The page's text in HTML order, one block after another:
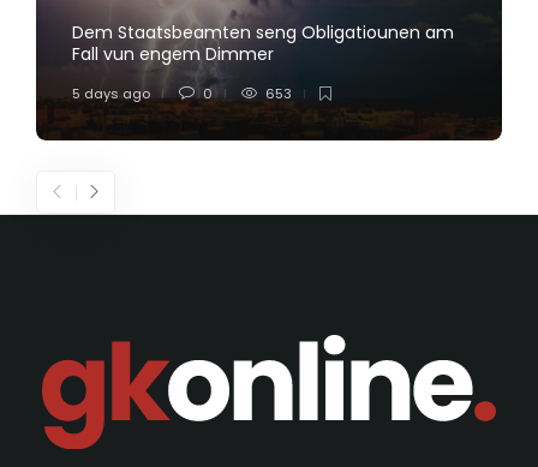
Dem Staatsbeamten seng Obligatiounen am
Fall vun engem Dimmer
5 days ago 0 653